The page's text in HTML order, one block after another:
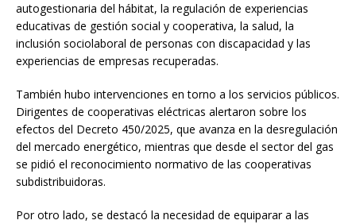
autogestionaria del hábitat, la regulación de experiencias
educativas de gestión social y cooperativa, la salud, la
inclusión sociolaboral de personas con discapacidad y las
experiencias de empresas recuperadas.
También hubo intervenciones en torno a los servicios públicos.
Dirigentes de cooperativas eléctricas alertaron sobre los
efectos del Decreto 450/2025, que avanza en la desregulación
del mercado energético, mientras que desde el sector del gas
se pidió el reconocimiento normativo de las cooperativas
subdistribuidoras.
Por otro lado, se destacó la necesidad de equiparar a las